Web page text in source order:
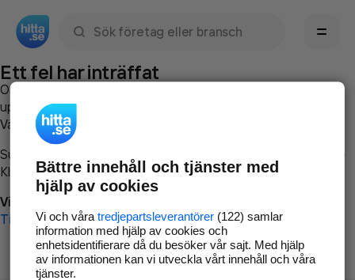
Ett fel har inträffat
Om du vill kan du
uppstod så att vi lättare och snabbare kan avhjälpa det.
Vänligen försök med följande:
Surfa till
Klicka påTillbaka-knappen i webbläsaren och försök igen
Vi beklagar besväret!
Till startsidan
Bättre innehåll och tjänster med
hjälp av cookies
Vi och våra tredjepartsleverantörer(122) samlar
information med hjälp av cookies och
enhetsidentifierare då du besöker vår sajt. Med hjälp
av informationen kan vi utveckla vårt innehåll och våra
tjänster.